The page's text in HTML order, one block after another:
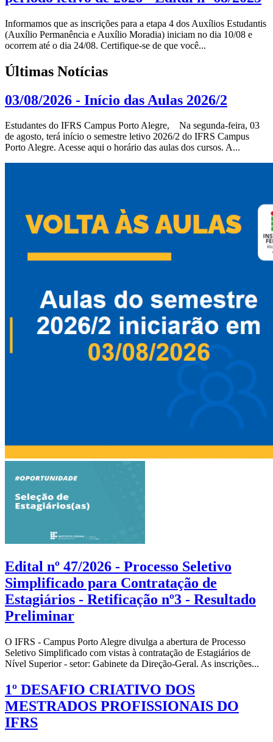
Informamos que as inscrições para a etapa 4 dos Auxílios Estudantis
(Auxílio Permanência e Auxílio Moradia) iniciam no dia 10/08 e
ocorrem até o dia 24/08. Certifique-se de que você...
Últimas Notícias
03/08/2026 - Início das Aulas 2026/2
Estudantes do IFRS Campus Porto Alegre, Na segunda-feira, 03
de agosto, terá início o semestre letivo 2026/2 do IFRS Campus
Porto Alegre. Acesse aqui o horário das aulas dos cursos. A...
Edital nº 47/2026 - Processo Seletivo
Simplificado para Contratação de
Estagiários - Retificação nº3 - Resultado
Preliminar
O IFRS - Campus Porto Alegre divulga a abertura de Processo
Seletivo Simplificado com vistas à contratação de Estagiários de
Nível Superior - setor: Gabinete da Direção-Geral. As inscrições...
1º DESAFIO CRIATIVO DOS
MESTRADOS PROFISSIONAIS DO
IFRS